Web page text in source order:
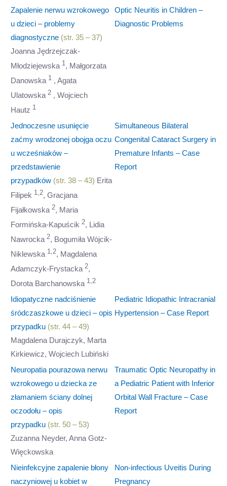
Zapalenie nerwu wzrokowego
u dzieci – problemy
diagnostyczne (str. 35 – 37)
Joanna Jędrzejczak-
Młodziejewska 1 , Małgorzata
Danowska 1 , Agata
Ulatowska 2 , Wojciech
Hautz 1
Optic Neuritis in Children –
Diagnostic Problems
Jednoczesne usunięcie
zaćmy wrodzonej obojga oczu
u wcześniaków –
przedstawienie
przypadków (str. 38 – 43) Erita
Filipek 1,2, Gracjana
Fijałkowska 2, Maria
Formińska-Kapuścik 2, Lidia
Nawrocka 2, Bogumiła Wójcik-
Niklewska 1,2, Magdalena
Adamczyk-Frystacka 2,
Dorota Barchanowska 1,2
Simultaneous Bilateral
Congenital Cataract Surgery in
Premature Infants – Case
Report
Idiopatyczne nadciśnienie
śródczaszkowe u dzieci – opis
przypadku (str. 44 – 49)
Magdalena Durajczyk, Marta
Kirkiewicz, Wojciech Lubiński
Pediatric Idiopathic Intracranial
Hypertension – Case Report
Neuropatia pourazowa nerwu
wzrokowego u dziecka ze
złamaniem ściany dolnej
oczodołu – opis
przypadku (str. 50 – 53)
Zuzanna Neyder, Anna Gotz-
Więckowska
Traumatic Optic Neuropathy in
a Pediatric Patient with Inferior
Orbital Wall Fracture – Case
Report
Nieinfekcyjne zapalenie błony
naczyniowej u kobiet w
Non-infectious Uveitis During
Pregnancy